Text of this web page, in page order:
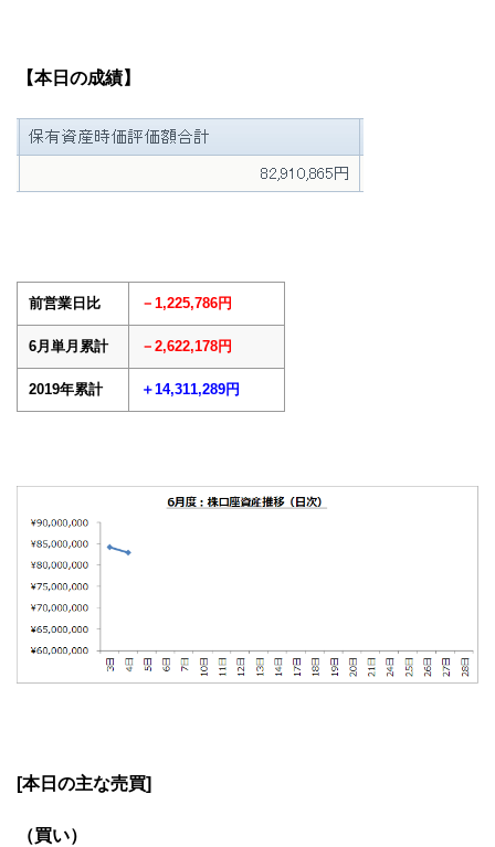
【本日の成績】
前営業日比 －1,225,786円
6月単月累計 －2,622,178円
2019年累計 ＋14,311,289円
[本日の主な売買]
（買い）